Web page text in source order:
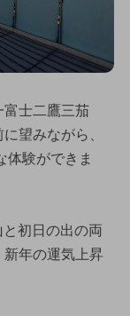
富士二鷹三茄
望みながら、
体験ができま
初日の出の両
年の運気上昇